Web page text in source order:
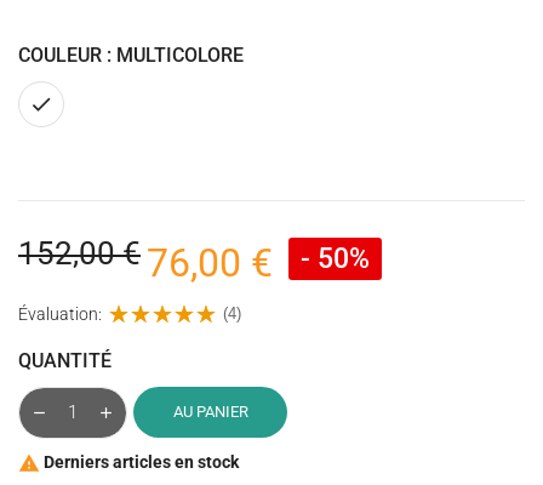
COULEUR : MULTICOLORE
Multicolore
152,00 € 76,00 € - 50%
Évaluation: (4)
QUANTITÉ
AU PANIER
 Derniers articles en stock